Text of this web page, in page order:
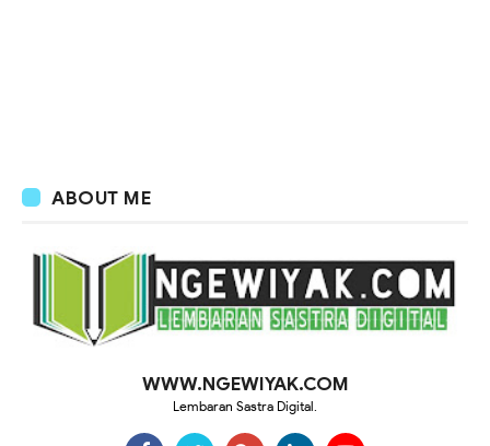
ABOUT ME
WWW.NGEWIYAK.COM
Lembaran Sastra Digital.